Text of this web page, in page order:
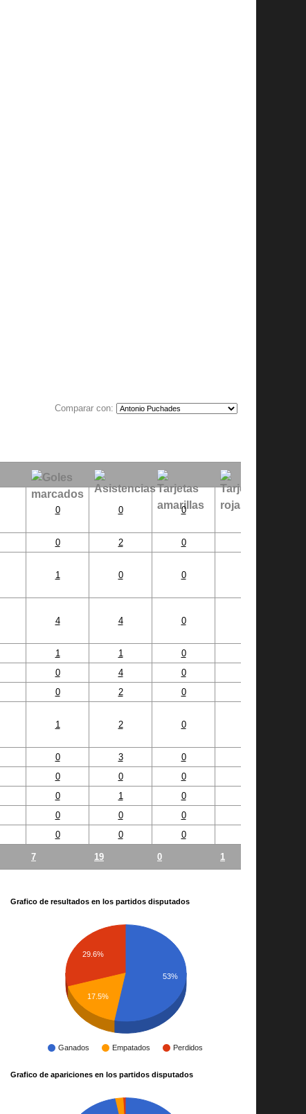
Comparar con:
0 0 0
0 2 0
1 0 0
4 4 0
1 1 0
0 4 0
0 2 0
1 2 0
0 3 0
0 0 0
0 1 0
0 0 0
0 0 0
7 19 0 1
Grafico de resultados en los partidos disputados
Ganados Empatados Perdidos
29.6%
17.5%
53%
Grafico de apariciones en los partidos disputados